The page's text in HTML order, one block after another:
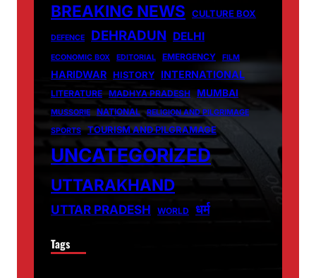
BREAKING NEWS CULTURE BOX
DEFENCE DEHRADUN DELHI
ECONOMIC BOX EDITORIAL EMERGENCY FILM
HARIDWAR HISTORY INTERNATIONAL
LITERATURE MADHYA PRADESH MUMBAI
MUSSORIE NATIONAL
RELIGION AND PILGRIMAGE
SPORTS
TOURISM AND PILGRAMAGE
UNCATEGORIZED
UTTARAKHAND
UTTAR PRADESH WORLD धर्म
Tags